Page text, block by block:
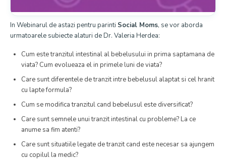
In Webinarul de astazi pentru parinti Social Moms, se vor aborda
urmatoarele subiecte alaturi de Dr. Valeria Herdea:
Cum este tranzitul intestinal al bebelusului in prima saptamana de
viata? Cum evolueaza el in primele luni de viata?
Care sunt diferentele de tranzit intre bebelusul alaptat si cel hranit
cu lapte formula?
Cum se modifica tranzitul cand bebelusul este diversificat?
Care sunt semnele unui tranzit intestinal cu probleme? La ce
anume sa fim atenti?
Care sunt situatiile legate de tranzit cand este necesar sa ajungem
cu copilul la medic?